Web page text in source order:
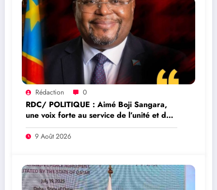
Rédaction 0
RDC/ POLITIQUE : Aimé Boji Sangara,
une voix forte au service de l’unité et de
la République
9 Août 2026